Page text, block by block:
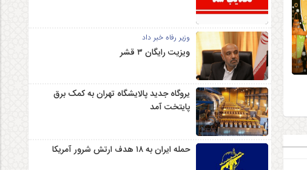
وزیر رفاه خبر داد
ویزیت رایگان ۳ قشر
یروگاه جدید پالایشگاه تهران به کمک برق
پایتخت آمد
حمله ایران به ۱۸ هدف ارتش شرور آمریکا